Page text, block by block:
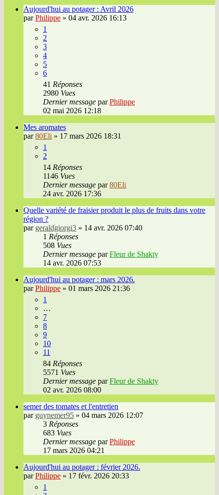
Aujourd'hui au potager : Avril 2026
parPhilippe » 04 avr. 2026 16:13
1
2
3
4
5
6
41 Réponses
2980 Vues
Dernier message parPhilippe
02 mai 2026 12:18
Mes aromates
par80Eli » 17 mars 2026 18:31
1
2
14 Réponses
1146 Vues
Dernier message par80Eli
24 avr. 2026 17:36
Quelle variété de fraisier produit le plus de fruits dans votre
région ?
par geraldgiorgi3 » 14 avr. 2026 07:40
1 Réponses
508 Vues
Dernier message parFleur de Shakty
14 avr. 2026 07:53
Aujourd'hui au potager : mars 2026.
parPhilippe » 01 mars 2026 21:36
1
…
7
8
9
10
11
84 Réponses
5571 Vues
Dernier message parFleur de Shakty
02 avr. 2026 08:00
semer des tomates et l'entretien
par guynemer95 » 04 mars 2026 12:07
3 Réponses
683 Vues
Dernier message parPhilippe
17 mars 2026 04:21
Aujourd'hui au potager : février 2026.
parPhilippe » 17 févr. 2026 20:33
1